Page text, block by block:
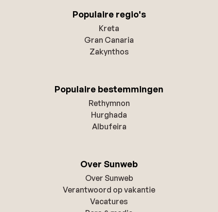
Populaire regio's
Kreta
Gran Canaria
Zakynthos
Populaire bestemmingen
Rethymnon
Hurghada
Albufeira
Over Sunweb
Over Sunweb
Verantwoord op vakantie
Vacatures